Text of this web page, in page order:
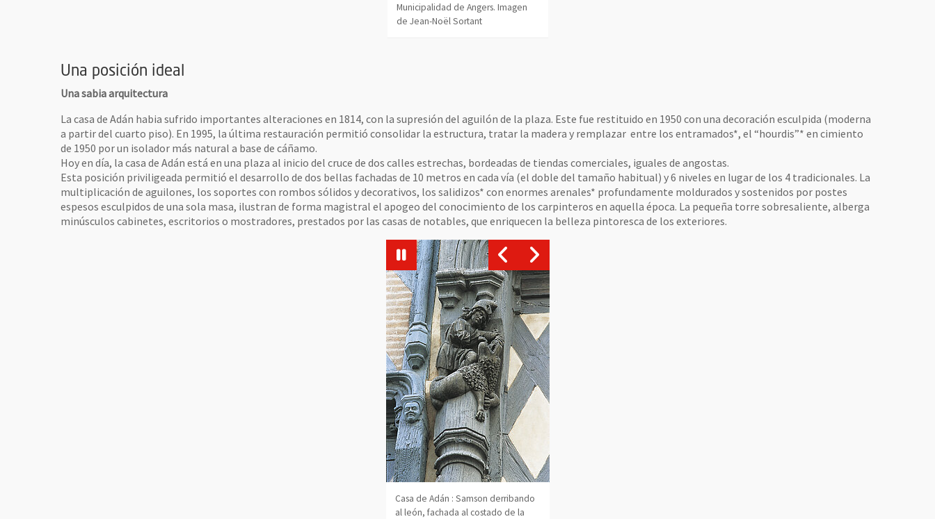
Municipalidad de Angers. Imagen
de Jean-Noël Sortant
Una posición ideal
Una sabia arquitectura
La casa de Adán habia sufrido importantes alteraciones en 1814, con la supresión del aguilón de la plaza. Este fue restituido en 1950 con una decoración esculpida (moderna
a partir del cuarto piso). En 1995, la última restauración permitió consolidar la estructura, tratar la madera y remplazar entre los entramados*, el “hourdis”* en cimiento
de 1950 por un isolador más natural a base de cáñamo.
Hoy en día, la casa de Adán está en una plaza al inicio del cruce de dos calles estrechas, bordeadas de tiendas comerciales, iguales de angostas.
Esta posición priviligeada permitió el desarrollo de dos bellas fachadas de 10 metros en cada vía (el doble del tamaño habitual) y 6 niveles en lugar de los 4 tradicionales. La
multiplicación de aguilones, los soportes con rombos sólidos y decorativos, los salidizos* con enormes arenales* profundamente moldurados y sostenidos por postes
espesos esculpidos de una sola masa, ilustran de forma magistral el apogeo del conocimiento de los carpinteros en aquella época. La pequeña torre sobresaliente, alberga
minúsculos cabinetes, escritorios o mostradores, prestados por las casas de notables, que enriquecen la belleza pintoresca de los exteriores.
Vue agrandie de l'image
Casa de Adán : Samson derribando
al león, fachada al costado de la